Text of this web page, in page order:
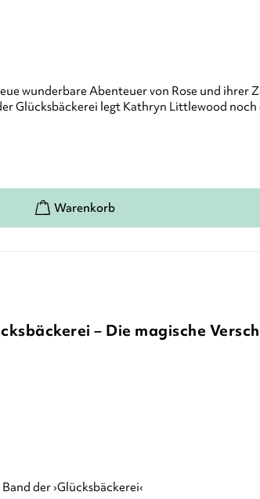
wunderbare Abenteuer von Rose und
Glücksbäckerei legt Kathryn Littlewood
– Die magische
der ›Glücksbäckerei‹